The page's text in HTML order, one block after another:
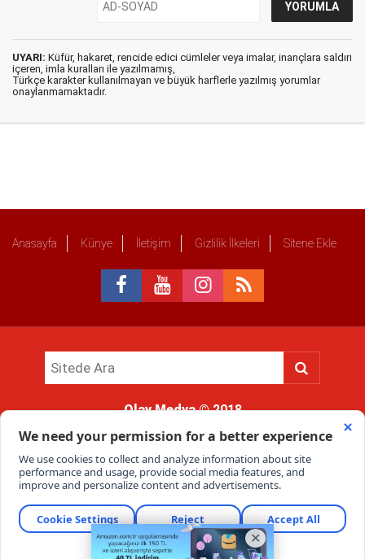
UYARI: Küfür, hakaret, rencide edici cümleler veya imalar, inançlara saldırı
içeren, imla kuralları ile yazılmamış,
Türkçe karakter kullanılmayan ve büyük harflerle yazılmış yorumlar
onaylanmamaktadır.
Anasayfa Künye İletişim Gizlilik İlkeleri Sitene Ekle
Olay Medya© 2018
kullanımı hukuki yaptırıma tabidir.
Haber Portalı Yazılımı